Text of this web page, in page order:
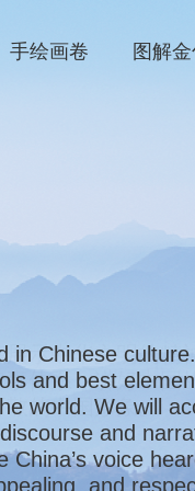
手绘画卷 图解
in Chinese
and best
world. We will
and
China’s voice
and
示中华文明的精
体系，讲好中国
的中国形象。